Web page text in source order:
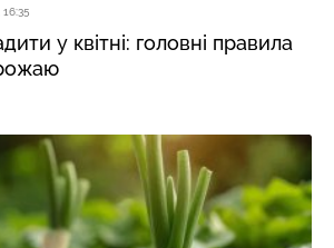
у квітні: головні правила